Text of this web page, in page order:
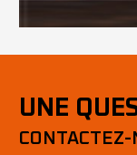
UNE
CONTACTEZ-